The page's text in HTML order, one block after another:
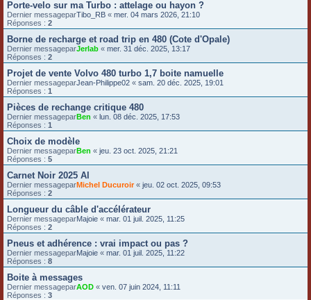
Porte-velo sur ma Turbo : attelage ou hayon ?
Dernier messageparTibo_RB « mer. 04 mars 2026, 21:10
Réponses : 2
Borne de recharge et road trip en 480 (Cote d'Opale)
Dernier messageparJerlab « mer. 31 déc. 2025, 13:17
Réponses : 2
Projet de vente Volvo 480 turbo 1,7 boite namuelle
Dernier messageparJean-Philippe02 « sam. 20 déc. 2025, 19:01
Réponses : 1
Pièces de rechange critique 480
Dernier messageparBen « lun. 08 déc. 2025, 17:53
Réponses : 1
Choix de modèle
Dernier messageparBen « jeu. 23 oct. 2025, 21:21
Réponses : 5
Carnet Noir 2025 Al
Dernier messageparMichel Ducuroir« jeu. 02 oct. 2025, 09:53
Réponses : 2
Longueur du câble d'accélérateur
Dernier messageparMajoie « mar. 01 juil. 2025, 11:25
Réponses : 2
Pneus et adhérence : vrai impact ou pas ?
Dernier messageparMajoie « mar. 01 juil. 2025, 11:22
Réponses : 8
Boite à messages
Dernier messageparAOD « ven. 07 juin 2024, 11:11
Réponses : 3